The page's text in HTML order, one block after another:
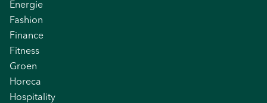
Energie
Fashion
Finance
Fitness
Groen
Horeca
Hospitality